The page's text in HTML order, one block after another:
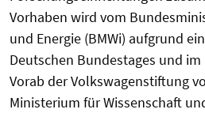
Vorhaben wird vom
und Energie (BMWi) aufgrund
Deutschen Bundestages und
Vorab der Volkswagenstiftung
Ministerium für Wissenschaft